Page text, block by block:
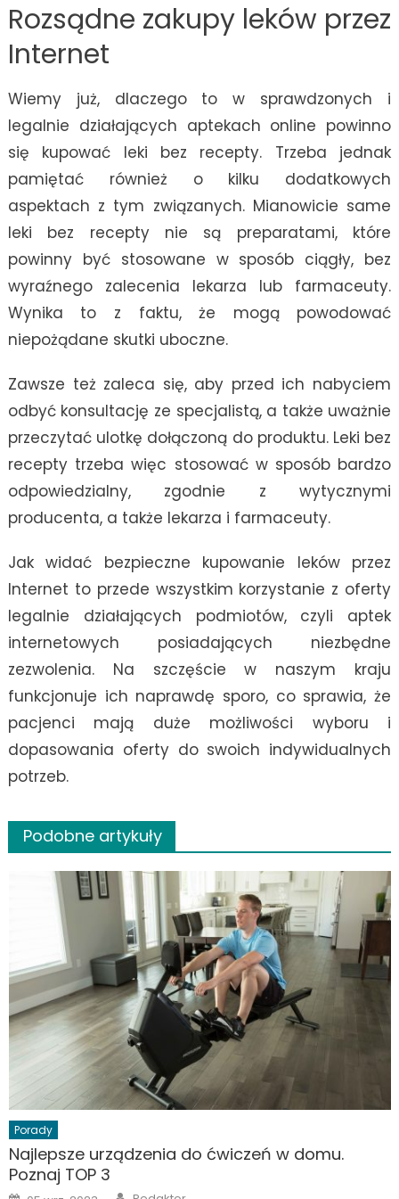
Rozsądne zakupy leków przez
Internet
Wiemy już, dlaczego to w sprawdzonych i
legalnie działających aptekach online powinno
się kupować leki bez recepty. Trzeba jednak
pamiętać również o kilku dodatkowych
aspektach z tym związanych. Mianowicie same
leki bez recepty nie są preparatami, które
powinny być stosowane w sposób ciągły, bez
wyraźnego zalecenia lekarza lub farmaceuty.
Wynika to z faktu, że mogą powodować
niepożądane skutki uboczne.
Zawsze też zaleca się, aby przed ich nabyciem
odbyć konsultację ze specjalistą, a także uważnie
przeczytać ulotkę dołączoną do produktu. Leki bez
recepty trzeba więc stosować w sposób bardzo
odpowiedzialny, zgodnie z wytycznymi
producenta, a także lekarza i farmaceuty.
Jak widać bezpieczne kupowanie leków przez
Internet to przede wszystkim korzystanie z oferty
legalnie działających podmiotów, czyli aptek
internetowych posiadających niezbędne
zezwolenia. Na szczęście w naszym kraju
funkcjonuje ich naprawdę sporo, co sprawia, że
pacjenci mają duże możliwości wyboru i
dopasowania oferty do swoich indywidualnych
potrzeb.
Podobne artykuły
Porady
Najlepsze urządzenia do ćwiczeń w domu.
Poznaj TOP 3
Author